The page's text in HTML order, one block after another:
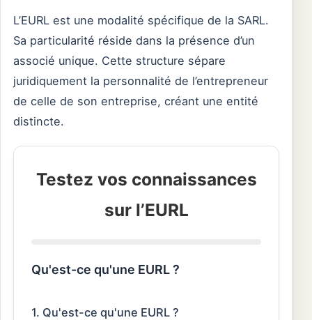
L’EURL est une modalité spécifique de la SARL.
Sa particularité réside dans la présence d’un
associé unique. Cette structure sépare
juridiquement la personnalité de l’entrepreneur
de celle de son entreprise, créant une entité
distincte.
Testez vos connaissances
sur l’EURL
Qu'est-ce qu'une EURL ?
1. Qu'est-ce qu'une EURL ?